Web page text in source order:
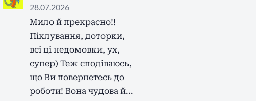
28.07.2026
Мило й прекрасно!!
Піклування, доторки,
всі ці недомовки, ух,
супер) Теж сподіваюсь,
що Ви повернетесь до
роботи! Вона чудова й…